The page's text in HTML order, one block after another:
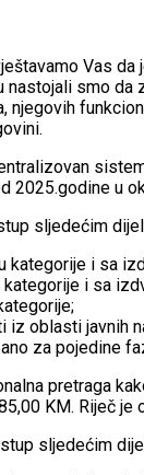
Vas
nastojali smo
njegovih
2025.godine u
sljedećim
kategorije i sa
i sa
oblasti javnih
za pojedine
pretraga
KM. Riječ
sljedećim